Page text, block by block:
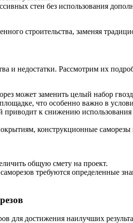
стен без использования
строительства, заменяя
и недостатки. Рассмотрим их
может заменить целый набор
что особенно важно в
к снижению
конструкционные
общую смету на проект.
требуются определенные
для достижения наилучших